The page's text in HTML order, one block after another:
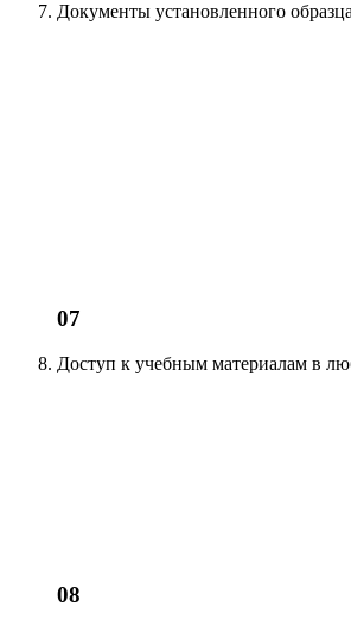
Документы установленного образца
07
Доступ к учебным материалам в
08